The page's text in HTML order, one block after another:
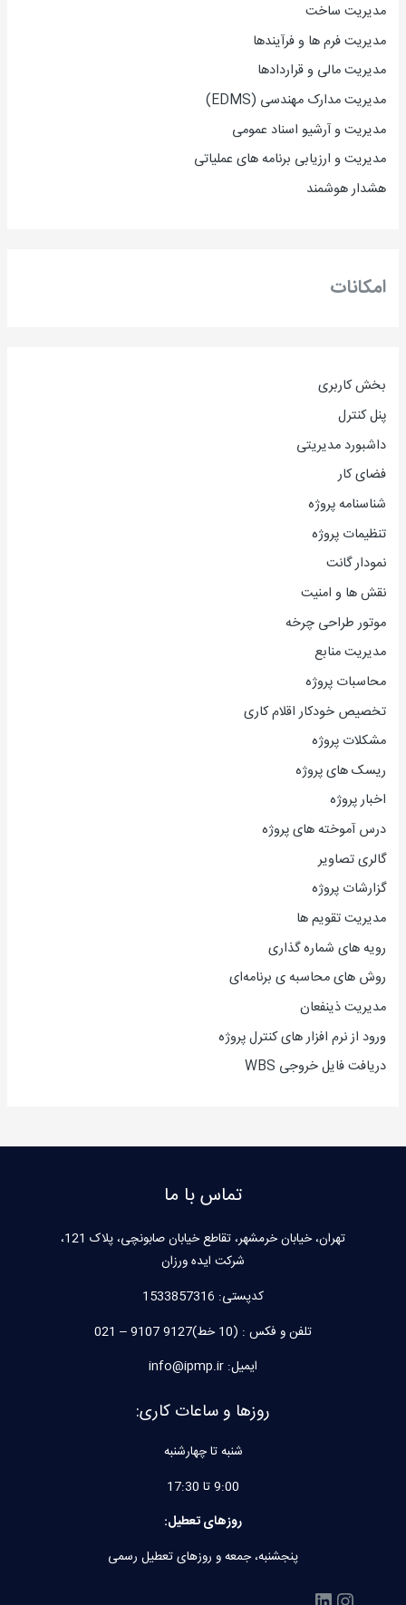
مدیریت ساخت
مدیریت فرم ها و فرآیندها
مدیریت مالی و قراردادها
مدیریت مدارک مهندسی (EDMS)
مدیریت و آرشیو اسناد عمومی
مدیریت و ارزیابی برنامه های عملیاتی
هشدار هوشمند
امکانات
بخش کاربری
پنل کنترل
داشبورد مدیریتی
فضای کار
شناسنامه پروژه
تنظیمات پروژه
نمودار گانت
نقش ها و امنیت
موتور طراحی چرخه
مدیریت منابع
محاسبات پروژه
تخصیص خودکار اقلام کاری
مشکلات پروژه
ریسک های پروژه
اخبار پروژه
درس آموخته های پروژه
گالری تصاویر
گزارشات پروژه
مدیریت تقویم ها
رویه های شماره گذاری
روش های محاسبه ی برنامه‌ای
مدیریت ذینفعان
ورود از نرم افزار های کنترل پروژه
دریافت فایل خروجی WBS
تماس با ما
تهران، خیابان خرمشهر، تقاطع خیابان صابونچی، پلاک 121،
شرکت ایده ورزان
کدپستی: 1533857316
تلفن و فکس : (10 خط)9127 9107 – 021
ایمیل: info@ipmp.ir
روزها و ساعات کاری:
شنبه تا چهارشنبه
9:00 تا 17:30
روزهای تعطیل:
پنجشنبه، جمعه و روزهای تعطیل رسمی
اینستاگرم
لینکداین